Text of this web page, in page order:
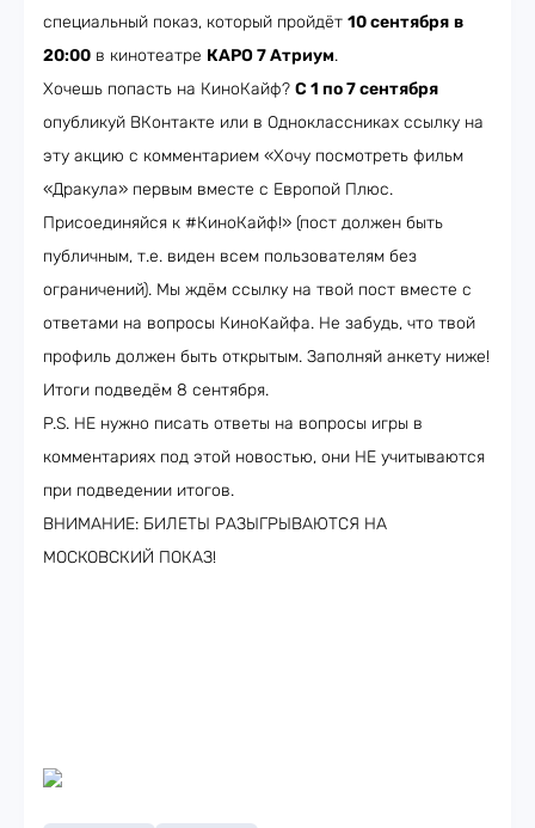
специальный показ, который пройдёт 10 сентября в
20:00 в кинотеатре КАРО 7 Атриум.
Хочешь попасть на КиноКайф? С 1 по 7 сентября
опубликуй ВКонтакте или в Одноклассниках ссылку на
эту акцию с комментарием «Хочу посмотреть фильм
«Дракула» первым вместе с Европой Плюс.
Присоединяйся к #КиноКайф!» (пост должен быть
публичным, т.е. виден всем пользователям без
ограничений). Мы ждём ссылку на твой пост вместе с
ответами на вопросы КиноКайфа. Не забудь, что твой
профиль должен быть открытым. Заполняй анкету ниже!
Итоги подведём 8 сентября.
P.S. НЕ нужно писать ответы на вопросы игры в
комментариях под этой новостью, они НЕ учитываются
при подведении итогов.
ВНИМАНИЕ: БИЛЕТЫ РАЗЫГРЫВАЮТСЯ НА
МОСКОВСКИЙ ПОКАЗ!